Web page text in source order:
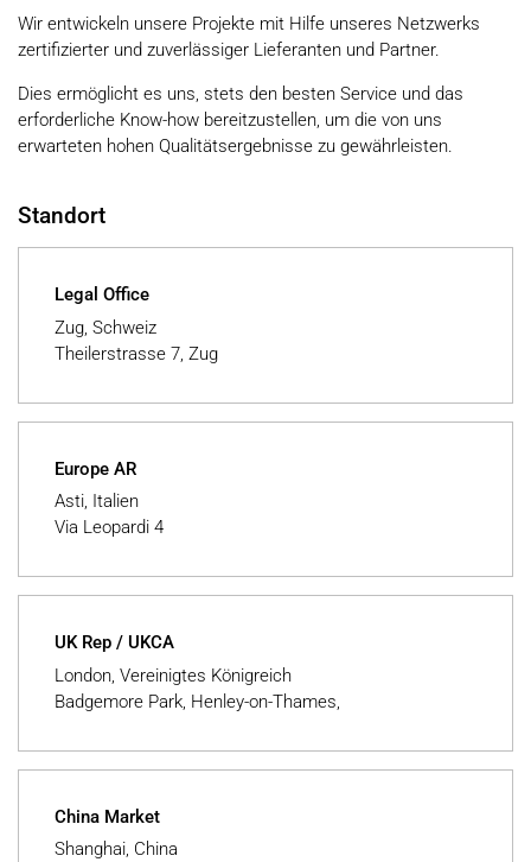
Wir entwickeln unsere Projekte mit Hilfe unseres Netzwerks
zertifizierter und zuverlässiger Lieferanten und Partner.
Dies ermöglicht es uns, stets den besten Service und das
erforderliche Know-how bereitzustellen, um die von uns
erwarteten hohen Qualitätsergebnisse zu gewährleisten.
Standort
Legal Office
Zug, Schweiz
Theilerstrasse 7, Zug
Europe AR
Asti, Italien
Via Leopardi 4
UK Rep / UKCA
London, Vereinigtes Königreich
Badgemore Park, Henley-on-Thames,
China Market
Shanghai, China